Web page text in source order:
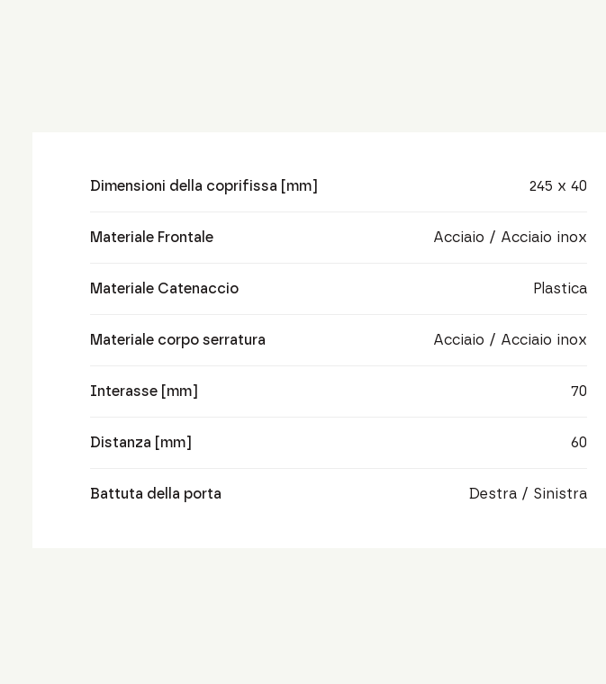
Dimensioni della coprifissa [mm] 245 x 40
Materiale Frontale Acciaio / Acciaio inox
Materiale Catenaccio Plastica
Materiale corpo serratura Acciaio / Acciaio inox
Interasse [mm] 70
Distanza [mm] 60
Battuta della porta Destra / Sinistra